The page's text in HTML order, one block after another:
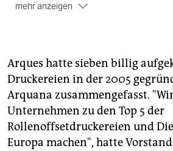
mehr anzeigen
Arquana-Holding zusammen. Mit
Angeboten versuchten die
sich zu behaupten: Im Verhältnis
sich laut eines Consulting-
sehr hohe Materialquote von 63,5
2006 zwölf Monate später auf 68,2
Arques hatte sieben billig
Druckereien in der 2005
Arquana zusammengefasst.
Unternehmen zu den Top 5 der
Rollenoffsetdruckereien und
Europa machen", hatte